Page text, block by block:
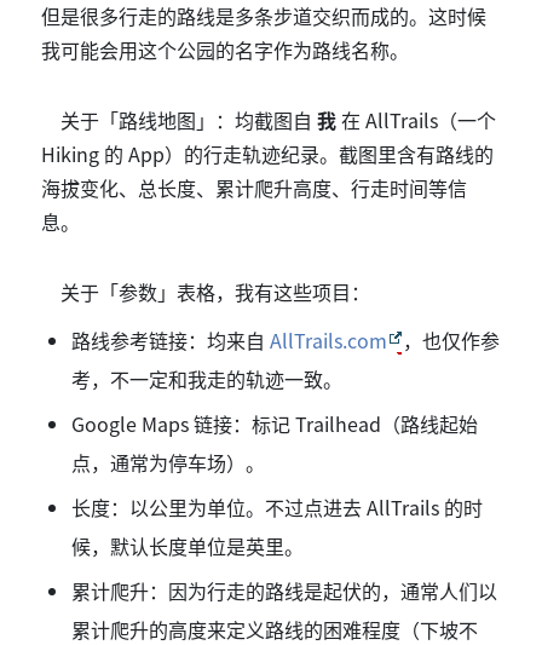
但是很多行走的路线是多条步道交织而成的。这时候
我可能会用这个公园的名字作为路线名称。
关于「路线地图」：均截图自 我在 AllTrails（一个
Hiking 的 App）的行走轨迹纪录。截图里含有路线的
海拔变化、总长度、累计爬升高度、行走时间等信
息。
关于「参数」表格，我有这些项目：
路线参考链接：均来自 AllTrails.com
，也仅作参
考，不一定和我走的轨迹一致。
Google Maps 链接：标记 Trailhead（路线起始
点，通常为停车场）。
长度：以公里为单位。不过点进去 AllTrails 的时
候，默认长度单位是英里。
累计爬升：因为行走的路线是起伏的，通常人们以
累计爬升的高度来定义路线的困难程度（下坡不